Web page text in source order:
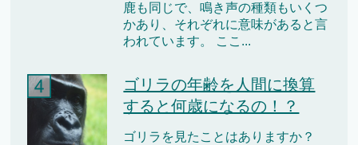
鹿も同じで、鳴き声の種類もいくつ
かあり、それぞれに意味があると言
われています。 ここ...
ゴリラの年齢を人間に換算
すると何歳になるの！？
ゴリラを見たことはありますか？